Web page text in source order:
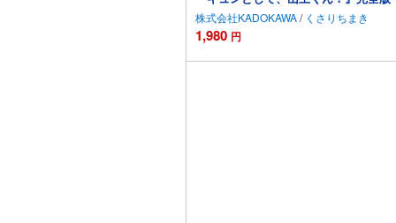
株式会社KADOKAWA/ くさりちまき
1,980 円